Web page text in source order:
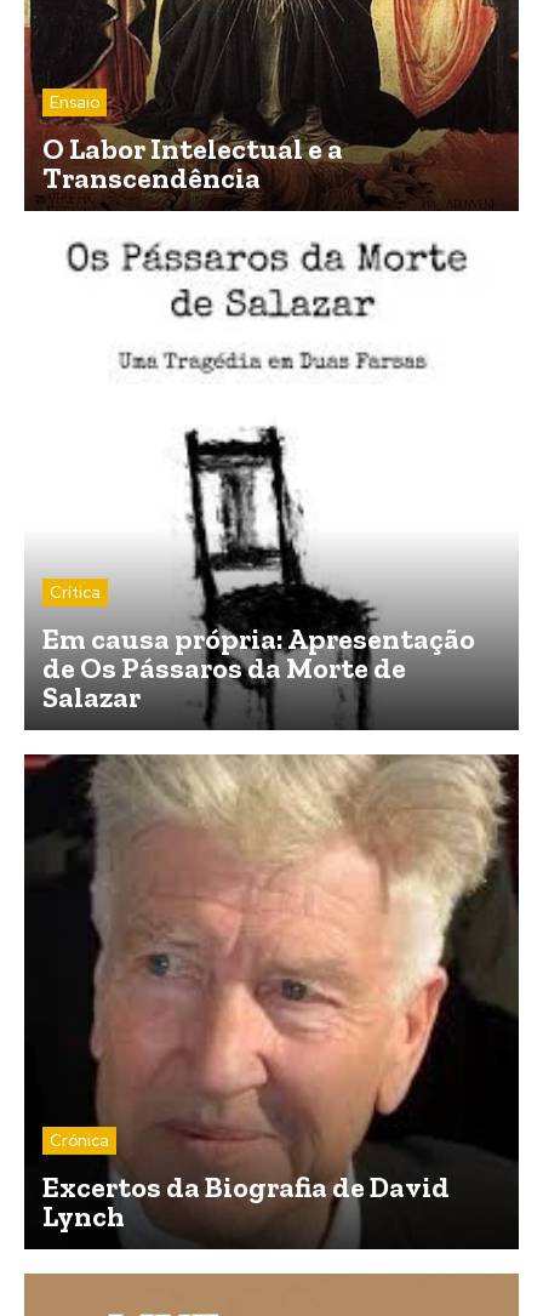
Ensaio
O Labor Intelectual e a
Transcendência
Crítica
Em causa própria: Apresentação
de Os Pássaros da Morte de
Salazar
Crónica
Excertos da Biografia de David
Lynch